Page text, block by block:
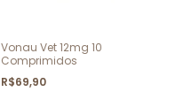
Vonau Vet 12mg 10
Comprimidos
R$69,90